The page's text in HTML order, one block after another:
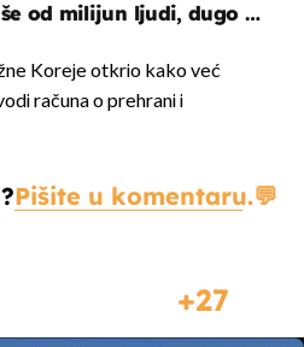
od milijun ljudi, dugo se
Koreje otkrio kako već
računa o prehrani i
Pišite u komentaru.
27